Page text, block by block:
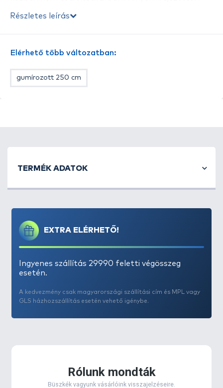
akár ponty-, akár rablóhal horgászok számára is,
Részletes leírás
Elérhető több változatban:
gumírozott 250 cm
EXTRA ELÉRHETŐ!
Ingyenes szállítás 29990 feletti végösszeg
esetén.
A kedvezmény csak magyarországi szállítási cím és MPL vagy
GLS házhozszállítás esetén vehető igénybe.
TERMÉK ADATOK